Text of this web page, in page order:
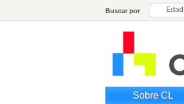
Buscar por Edad
Sobre CL